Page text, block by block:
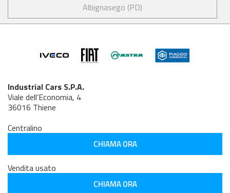
Albignasego (PD)
Industrial Cars S.P.A.
Viale dell’Economia, 4
36016 Thiene
Centralino
CHIAMA ORA
Vendita usato
CHIAMA ORA